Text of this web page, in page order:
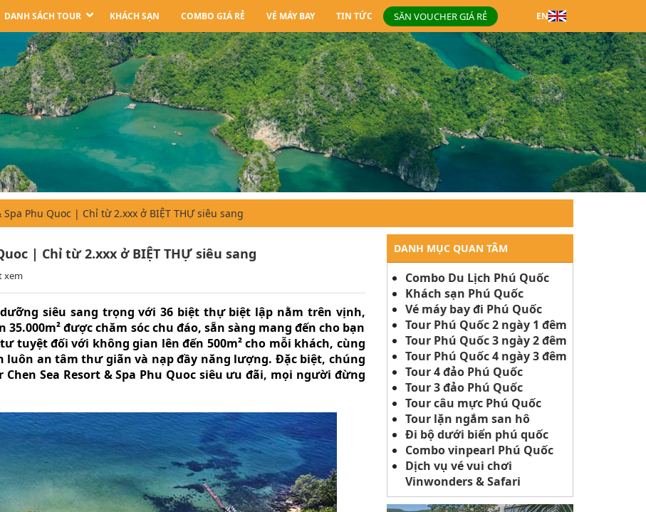
DANH SÁCH TOUR KHÁCH SẠN COMBO GIÁ RẺ VÉ MÁY BAY TIN TỨC SĂN VOUCHER GIÁ RẺ EN
Spa Phu Quoc | Chỉ từ 2.xxx ở BIỆT THỰ siêu sang
| Chỉ từ 2.xxx ở BIỆT THỰ siêu sang
xem
siêu sang trọng với 36 biệt thự biệt lập nằm trên vịnh,
được chăm sóc chu đáo, sẵn sàng mang đến cho bạn
tuyệt đối với không gian lên đến 500m² cho mỗi khách, cùng
luôn an tâm thư giãn và nạp đầy năng lượng. Đặc biệt, chúng
Sea Resort & Spa Phu Quoc siêu ưu đãi, mọi người đừng
DANH MỤC QUAN TÂM
Combo Du Lịch Phú Quốc
Khách sạn Phú Quốc
Vé máy bay đi Phú Quốc
Tour Phú Quốc 2 ngày 1 đêm
Tour Phú Quốc 3 ngày 2 đêm
Tour Phú Quốc 4 ngày 3 đêm
Tour 4 đảo Phú Quốc
Tour 3 đảo Phú Quốc
Tour câu mực Phú Quốc
Tour lặn ngắm san hô
Đi bộ dưới biển phú quốc
Combo vinpearl Phú Quốc
Dịch vụ vé vui chơi
Vinwonders & Safari